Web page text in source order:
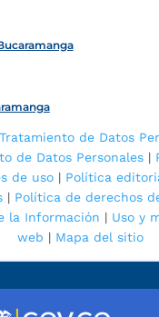
de Datos
de Datos Personales |
de uso | Política
| Política de derechos
la Información | Uso y
web | Mapa del sitio